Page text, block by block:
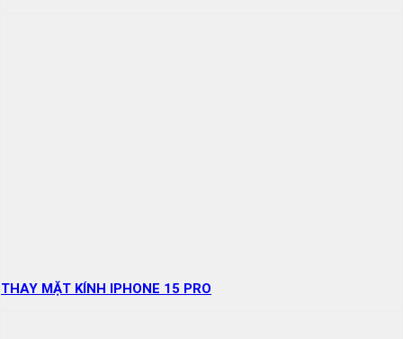
THAY MẶT KÍNH IPHONE 15 PRO